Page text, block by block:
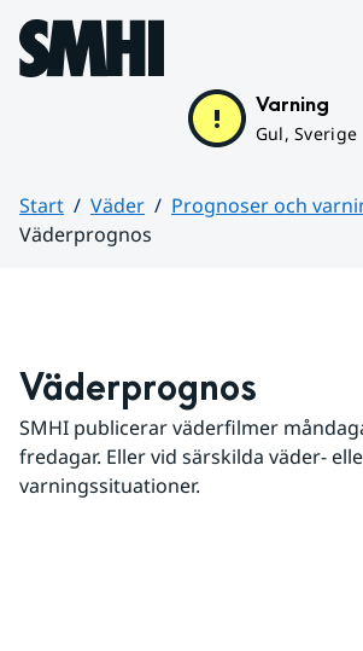
Hoppa till sidans innehåll
Varning
Gul, Sverige
Start Väder
Prognoser och
Väderprognos
Väderprognos
SMHI publicerar väderfilmer
fredagar. Eller vid särskilda väder-
varningssituationer.